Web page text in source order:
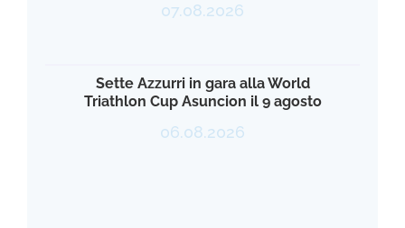
07.08.2026
Sette Azzurri in gara alla World
Triathlon Cup Asuncion il 9 agosto
06.08.2026